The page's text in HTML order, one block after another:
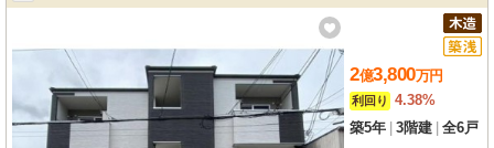
2億3,800万円
利回り
4.38%
築5年 3階建 全6戸